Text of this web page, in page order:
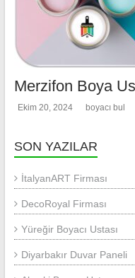
Merzifon Boya
Ekim 20, 2024 boyacı bul
SON YAZILAR
İtalyanART Firması
DecoRoyal Firması
Yüreğir Boyacı Ustası
Diyarbakır Duvar Paneli